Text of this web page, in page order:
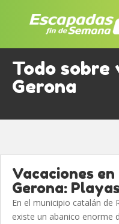
Todo sobre
Gerona
Vacaciones
Gerona:
En el municipio catalán de
existe un abanico enorme